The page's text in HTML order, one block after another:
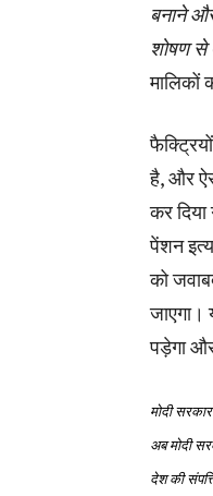
बनाने
शोषण से
मालिकों
है, और
कर
पेंशन
को
जाएगा।
पड़ेगा
मोदी
अब मोदी
देश की